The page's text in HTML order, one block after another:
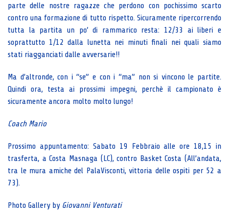
parte delle nostre ragazze che perdono con pochissimo scarto
contro una formazione di tutto rispetto. Sicuramente ripercorrendo
tutta la partita un po’ di rammarico resta: 12/33 ai liberi e
soprattutto 1/12 dalla lunetta nei minuti finali nei quali siamo
stati riagganciati dalle avversarie!!
Ma d’altronde, con i “se” e con i “ma” non si vincono le partite.
Quindi ora, testa ai prossimi impegni, perchè il campionato è
sicuramente ancora molto molto lungo!
Coach Mario
Prossimo appuntamento: Sabato 19 Febbraio alle ore 18,15 in
trasferta, a Costa Masnaga (LC), contro Basket Costa (All’andata,
tra le mura amiche del PalaVisconti, vittoria delle ospiti per 52 a
73).
Photo Gallery by Giovanni Venturati